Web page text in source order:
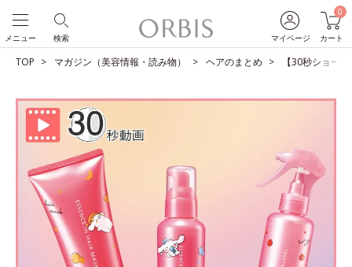
マイページ
0
カート
検索
メニュー
TOP マガジン（美容情報・読み物） ヘアのまとめ 【30秒ショー